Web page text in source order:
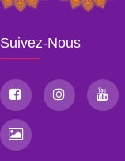
Suivez-Nous